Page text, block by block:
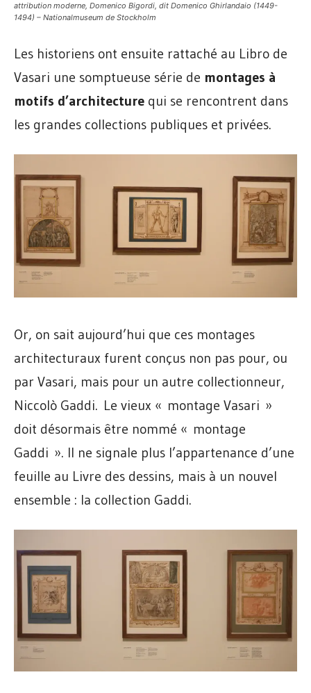
attribution moderne, Domenico Bigordi, dit Domenico Ghirlandaio (1449-
1494) – Nationalmuseum de Stockholm
Les historiens ont ensuite rattaché au Libro de
Vasari une somptueuse série de montages à
motifs d’architecture qui se rencontrent dans
les grandes collections publiques et privées.
Or, on sait aujourd’hui que ces montages
architecturaux furent conçus non pas pour, ou
par Vasari, mais pour un autre collectionneur,
Niccolò Gaddi. Le vieux « montage Vasari »
doit désormais être nommé « montage
Gaddi ». Il ne signale plus l’appartenance d’une
feuille au Livre des dessins, mais à un nouvel
ensemble : la collection Gaddi.